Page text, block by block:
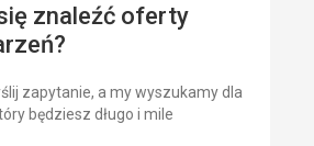
znaleźć oferty
zapytanie, a my wyszukamy dla
będziesz długo i mile